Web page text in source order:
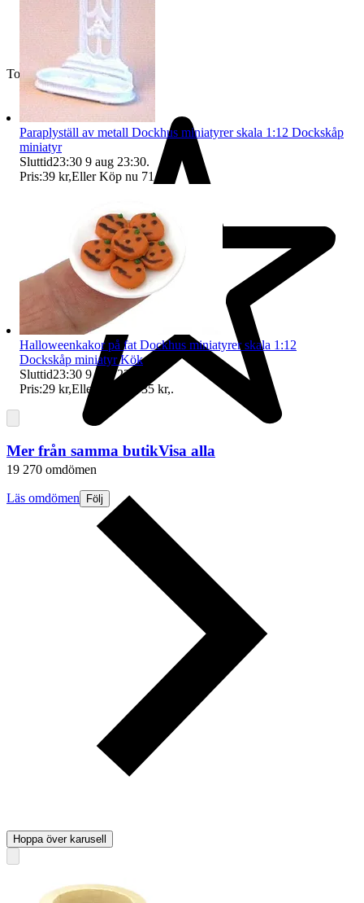
Toppsäljare
19 270 omdömen
Läs omdömen Följ
Paraplyställ av metall Dockhus miniatyrer skala 1:12 Dockskåp
miniatyr
Sluttid23:30 9 aug 23:30.
Pris:39 kr,Eller Köp nu 71 kr
Halloweenkakor på fat Dockhus miniatyrer skala 1:12
Dockskåp miniatyr Kök
Sluttid23:30 9 aug 23:30
Pris:29 kr,Eller Köp nu 35 kr,.
Mer från samma butikVisa alla
Hoppa över karusell